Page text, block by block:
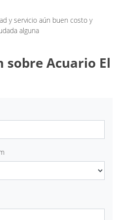
y servicio aún buen costo y
alguna
sobre Acuario El